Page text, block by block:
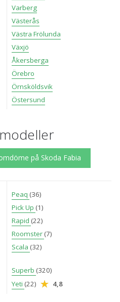
Varberg
Västerås
Västra Frölunda
Växjö
Åkersberga
Örebro
Örnsköldsvik
Östersund
på Skoda Fabia
Peaq (36)
Pick Up (1)
Rapid (22)
Roomster (7)
Scala (32)
Superb (320)
Yeti (22) 4,8